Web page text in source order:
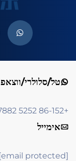
טל/סלולרי/ווצאפ
+86-152 5252 7882
אימייל
[email protected]